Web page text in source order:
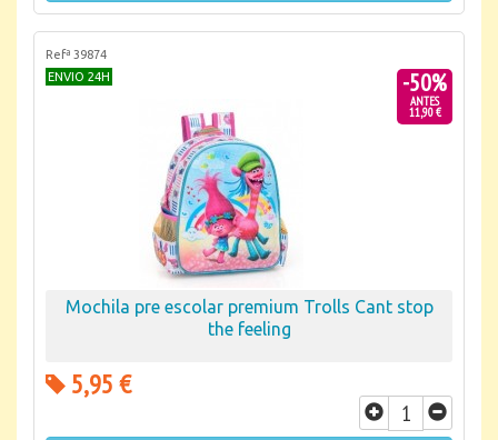
Refª 39874
ENVIO 24H
-50%
ANTES
11,90 €
Mochila pre escolar premium Trolls Cant stop
the feeling
5,95 €